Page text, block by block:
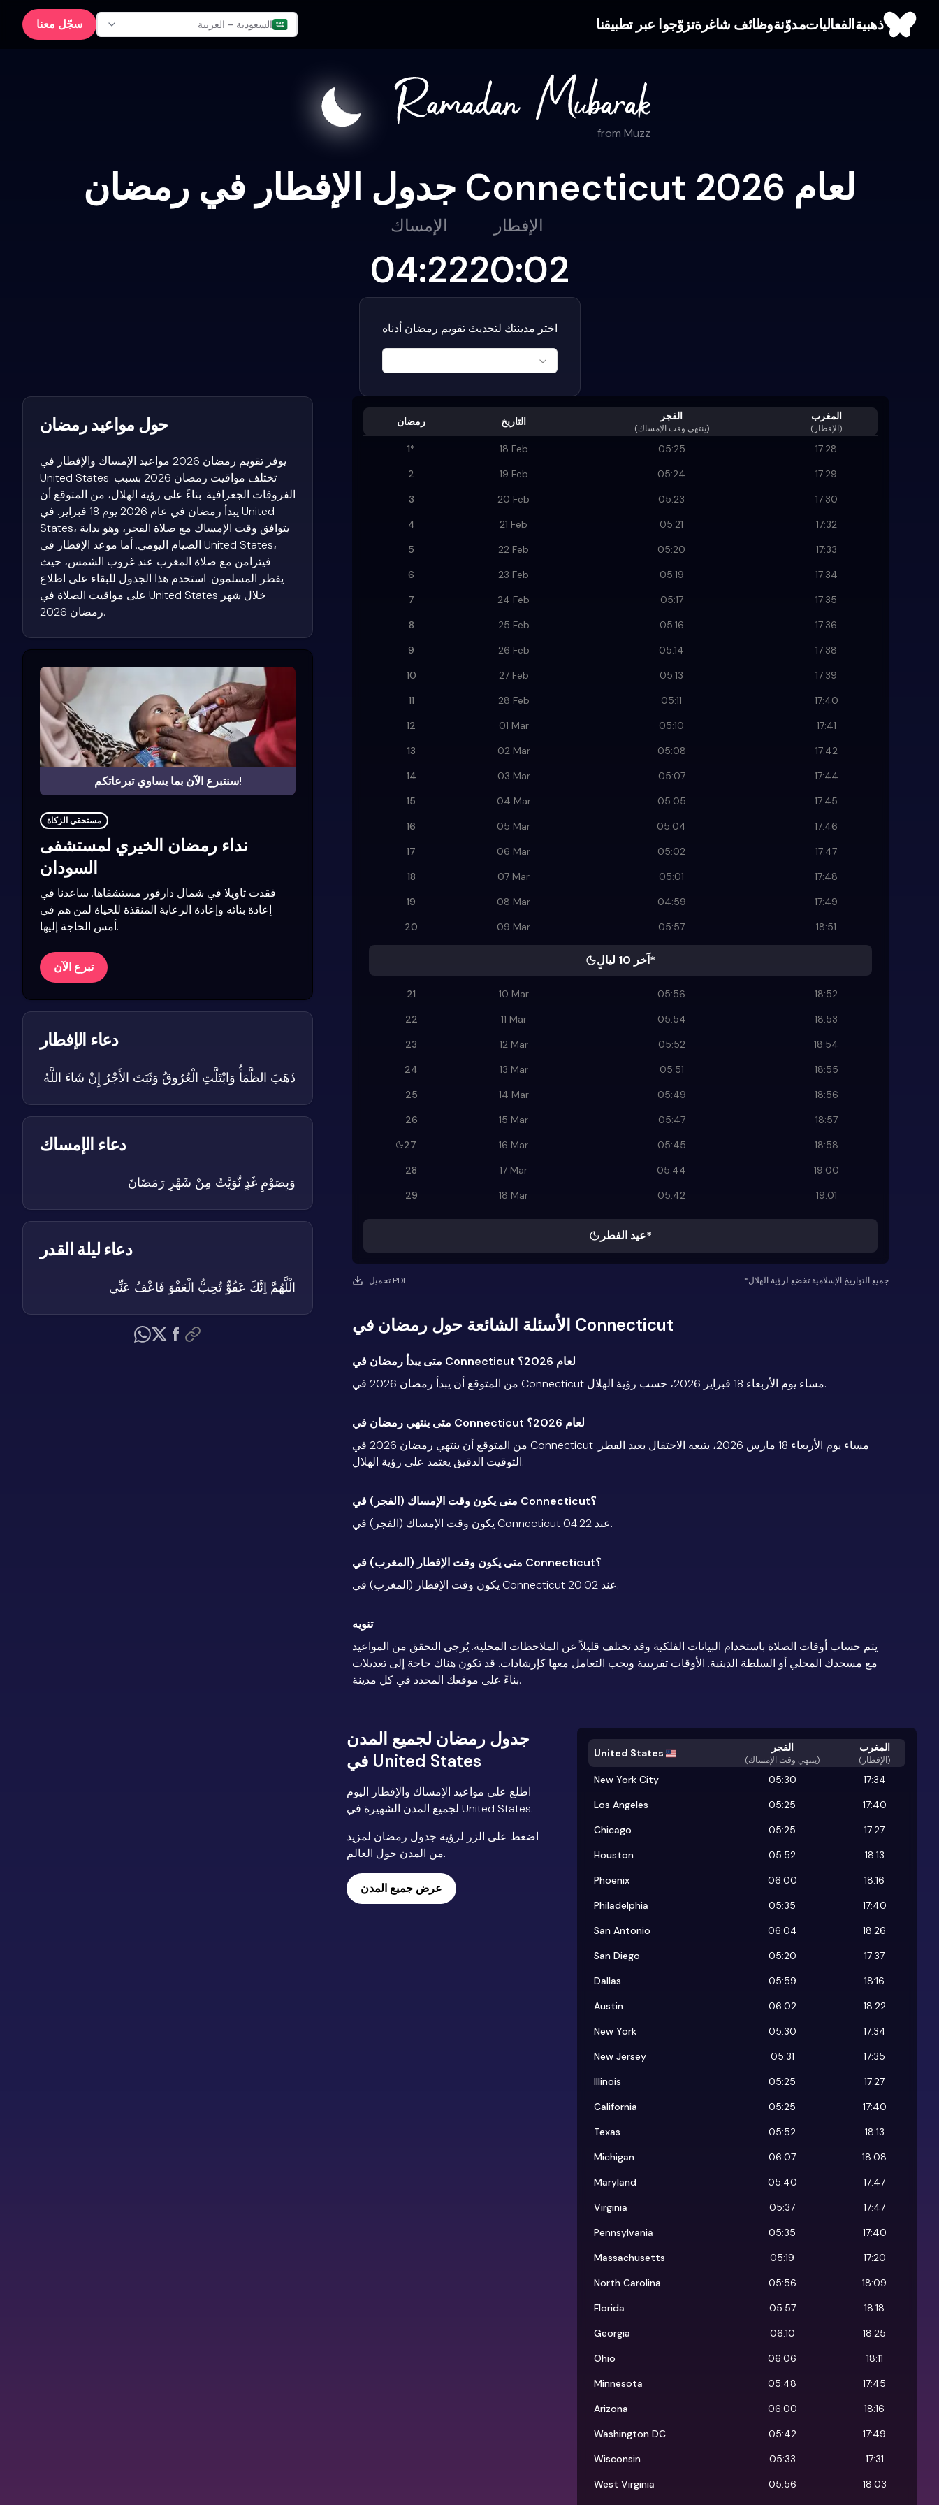
ذهبيةالفعالياتمدوّنةوظائف شاغرةتزوّجوا عبر تطبيقنا السعودية - العربية سجّل معنا
from Muzz
جدول الإفطار في رمضان Connecticut لعام 2026
الإمساك
04:22
الإفطار
20:02
اختر مدينتك لتحديث تقويم رمضان أدناه
رمضان التاريخ الفجر
(ينتهي وقت الإمساك)
المغرب
(الإفطار)
1* 18 Feb 05:25
17:28
2
19 Feb 05:24
17:29
3
20 Feb 05:23
17:30
4
21 Feb 05:21
17:32
5
22 Feb 05:20
17:33
6
23 Feb 05:19
17:34
7
24 Feb 05:17
17:35
8
25 Feb 05:16
17:36
9
26 Feb 05:14
17:38
10
27 Feb 05:13
17:39
11
28 Feb 05:11
17:40
12
01 Mar 05:10
17:41
13
02 Mar 05:08
17:42
14
03 Mar 05:07
17:44
15
04 Mar 05:05
17:45
16
05 Mar 05:04
17:46
17
06 Mar 05:02
17:47
18
07 Mar 05:01
17:48
19
08 Mar 04:59
17:49
20
09 Mar 05:57 18:51
آخر 10 ليالٍ*
21 10 Mar 05:56
18:52
22
11 Mar 05:54
18:53
23
12 Mar 05:52
18:54
24
13 Mar 05:51
18:55
25
14 Mar 05:49
18:56
26
15 Mar 05:47
18:57
27
16 Mar 05:45
18:58
28
17 Mar 05:44
19:00
29
18 Mar 05:42 19:01
عيد الفطر*
تحميل PDF *جميع التواريخ الإسلامية تخضع لرؤية الهلال
الأسئلة الشائعة حول رمضان في Connecticut
متى يبدأ رمضان في Connecticut لعام 2026؟
من المتوقع أن يبدأ رمضان 2026 في Connecticut مساء يوم الأربعاء 18 فبراير 2026، حسب رؤية الهلال.
متى ينتهي رمضان في Connecticut لعام 2026؟
من المتوقع أن ينتهي رمضان 2026 في Connecticut مساء يوم الأربعاء 18 مارس 2026، يتبعه الاحتفال بعيد الفطر.
التوقيت الدقيق يعتمد على رؤية الهلال.
متى يكون وقت الإمساك (الفجر) في Connecticut؟
يكون وقت الإمساك (الفجر) في Connecticut عند 04:22.
متى يكون وقت الإفطار (المغرب) في Connecticut؟
يكون وقت الإفطار (المغرب) في Connecticut عند 20:02.
تنويه
يتم حساب أوقات الصلاة باستخدام البيانات الفلكية وقد تختلف قليلاً عن الملاحظات المحلية. يُرجى التحقق من المواعيد
مع مسجدك المحلي أو السلطة الدينية. الأوقات تقريبية ويجب التعامل معها كإرشادات. قد تكون هناك حاجة إلى تعديلات
بناءً على موقعك المحدد في كل مدينة.
جدول رمضان لجميع المدن
في United States
اطلع على مواعيد الإمساك والإفطار اليوم
لجميع المدن الشهيرة في United States.
اضغط على الزر لرؤية جدول رمضان لمزيد
من المدن حول العالم.
عرض جميع المدن
United States الفجر
(ينتهي وقت الإمساك)
المغرب
(الإفطار)
New York City 05:30
17:34
Los Angeles
05:25
17:40
Chicago
05:25
17:27
Houston
05:52
18:13
Phoenix
06:00
18:16
Philadelphia
05:35
17:40
San Antonio
06:04
18:26
San Diego
05:20
17:37
Dallas
05:59
18:16
Austin
06:02
18:22
New York
05:30
17:34
New Jersey
05:31
17:35
Illinois
05:25
17:27
California
05:25
17:40
Texas
05:52
18:13
Michigan
06:07
18:08
Maryland
05:40
17:47
Virginia
05:37
17:47
Pennsylvania
05:35
17:40
Massachusetts
05:19
17:20
North Carolina
05:56
18:09
Florida
05:57
18:18
Georgia
06:10
18:25
Ohio
06:06
18:11
Minnesota
05:48
17:45
Arizona
06:00
18:16
Washington DC
05:42
17:49
Wisconsin
05:33
17:31
West Virginia
05:56
18:03
حول مواعيد رمضان
يوفر تقويم رمضان 2026 مواعيد الإمساك والإفطار في
United States. تختلف مواقيت رمضان 2026 بسبب
الفروقات الجغرافية. بناءً على رؤية الهلال، من المتوقع أن
يبدأ رمضان في عام 2026 يوم 18 فبراير. في United
States، يتوافق وقت الإمساك مع صلاة الفجر، وهو بداية
الصيام اليومي. أما موعد الإفطار في United States،
فيتزامن مع صلاة المغرب عند غروب الشمس، حيث
يفطر المسلمون. استخدم هذا الجدول للبقاء على اطلاع
على مواقيت الصلاة في United States خلال شهر
رمضان 2026.
سنتبرع الآن بما يساوي تبرعاتكم!
مستحقي الزكاة
نداء رمضان الخيري لمستشفى
السودان
فقدت تاويلا في شمال دارفور مستشفاها. ساعدنا في
إعادة بنائه وإعادة الرعاية المنقذة للحياة لمن هم في
أمس الحاجة إليها.
تبرع الآن
دعاء الإفطار
ذَهَبَ الظَّمَأُ وَابْتَلَّتِ الْعُرُوقُ وَثَبَتَ الأَجْرُ إِنْ شَاءَ اللَّهُ
دعاء الإمساك
وَبِصَوْمِ غَدٍ نَّوَيْتُ مِنْ شَهْرِ رَمَضَانَ
دعاء ليلة القدر
الْلَّهُمَّ اِنَّكَ عَفُوٌّ تُحِبُّ الْعَفْوَ فَاعْفُ عَنِّي